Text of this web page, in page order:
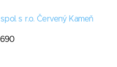
s r.o. Červený Kameň